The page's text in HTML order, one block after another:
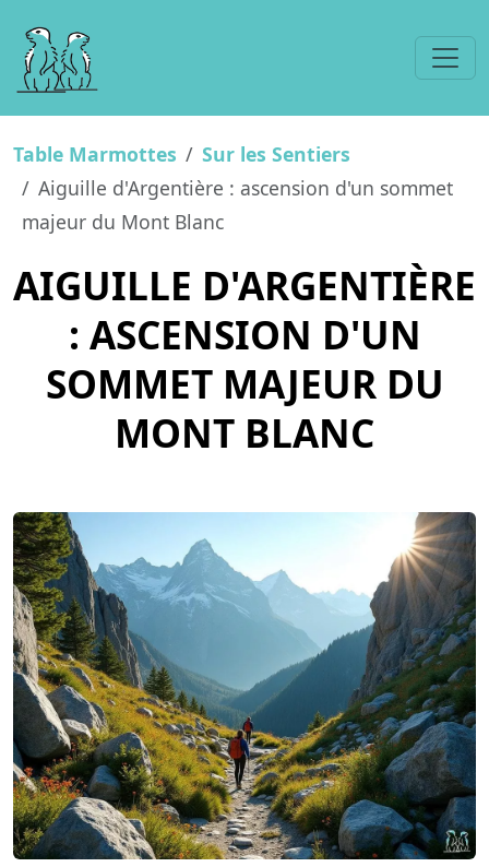
Table Marmottes
Sur les Sentiers
Aiguille d'Argentière : ascension d'un sommet
majeur du Mont Blanc
AIGUILLE D'ARGENTIÈRE
: ASCENSION D'UN
SOMMET MAJEUR DU
MONT BLANC